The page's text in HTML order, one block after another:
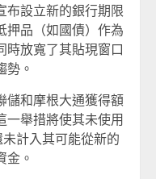
布設立新的銀行期限
押品（如國債）作為
時放寬了其貼現窗口
勢。
儲和摩根大通獲得額
一舉措將使其未使用
計入其可能從新的
金。